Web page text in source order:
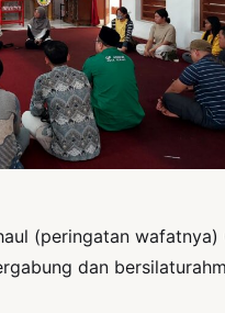
(peringatan
dan